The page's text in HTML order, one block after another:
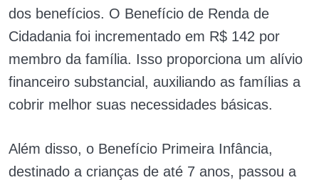
dos benefícios. O Benefício de Renda de
Cidadania foi incrementado em R$ 142 por
membro da família. Isso proporciona um alívio
financeiro substancial, auxiliando as famílias a
cobrir melhor suas necessidades básicas.
Além disso, o Benefício Primeira Infância,
destinado a crianças de até 7 anos, passou a